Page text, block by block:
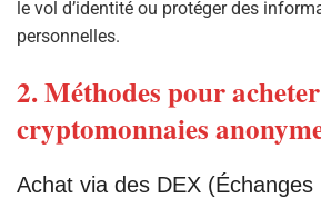
le vol d’identité ou protéger des
personnelles.
2. Méthodes pour
cryptomonnaies
Achat via des DEX (Échanges